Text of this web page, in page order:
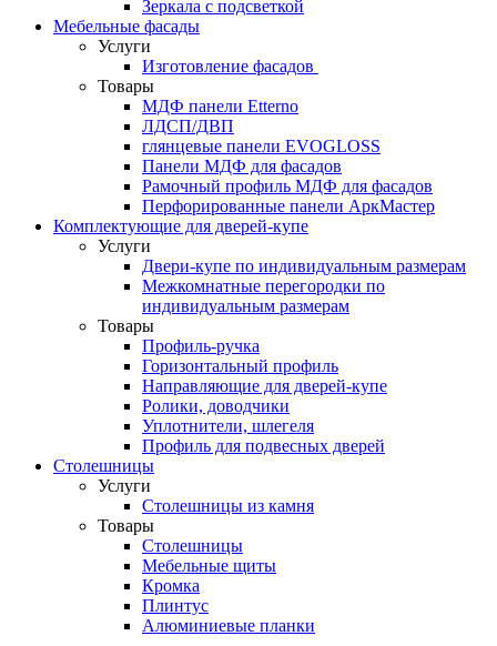
Зеркала с подсветкой
Мебельные фасады
Услуги
Изготовление фасадов
Товары
МДФ панели Etterno
ЛДСП/ДВП
глянцевые панели EVOGLOSS
Панели МДФ для фасадов
Рамочный профиль МДФ для фасадов
Перфорированные панели АркМастер
Комплектующие для дверей-купе
Услуги
Двери-купе по индивидуальным размерам
Межкомнатные перегородки по
индивидуальным размерам
Товары
Профиль-ручка
Горизонтальный профиль
Направляющие для дверей-купе
Ролики, доводчики
Уплотнители, шлегеля
Профиль для подвесных дверей
Столешницы
Услуги
Столешницы из камня
Товары
Столешницы
Мебельные щиты
Кромка
Плинтус
Алюминиевые планки